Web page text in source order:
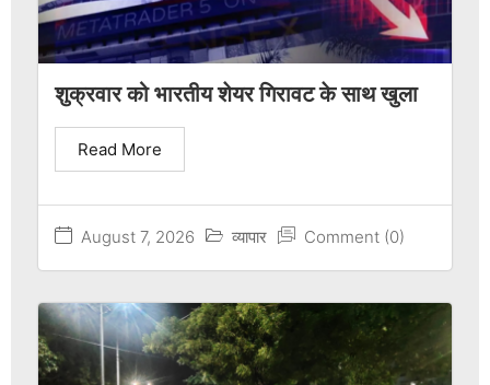
शुक्रवार को भारतीय शेयर गिरावट के साथ खुला
August 7, 2026 व्यापार Comment (0)
Read More